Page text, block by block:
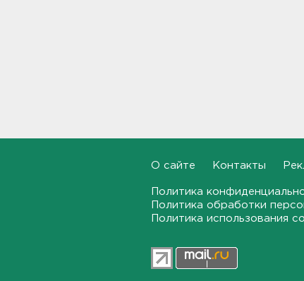
отремонтировали 6
Таможенники в Домодедово
обнаружили в багаже
О сайте Контакты
Политика
Политика обработки
Политика использования